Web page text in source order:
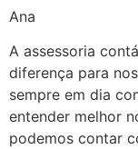
Ana
A assessoria
diferença para
sempre em dia
entender melhor
podemos contar